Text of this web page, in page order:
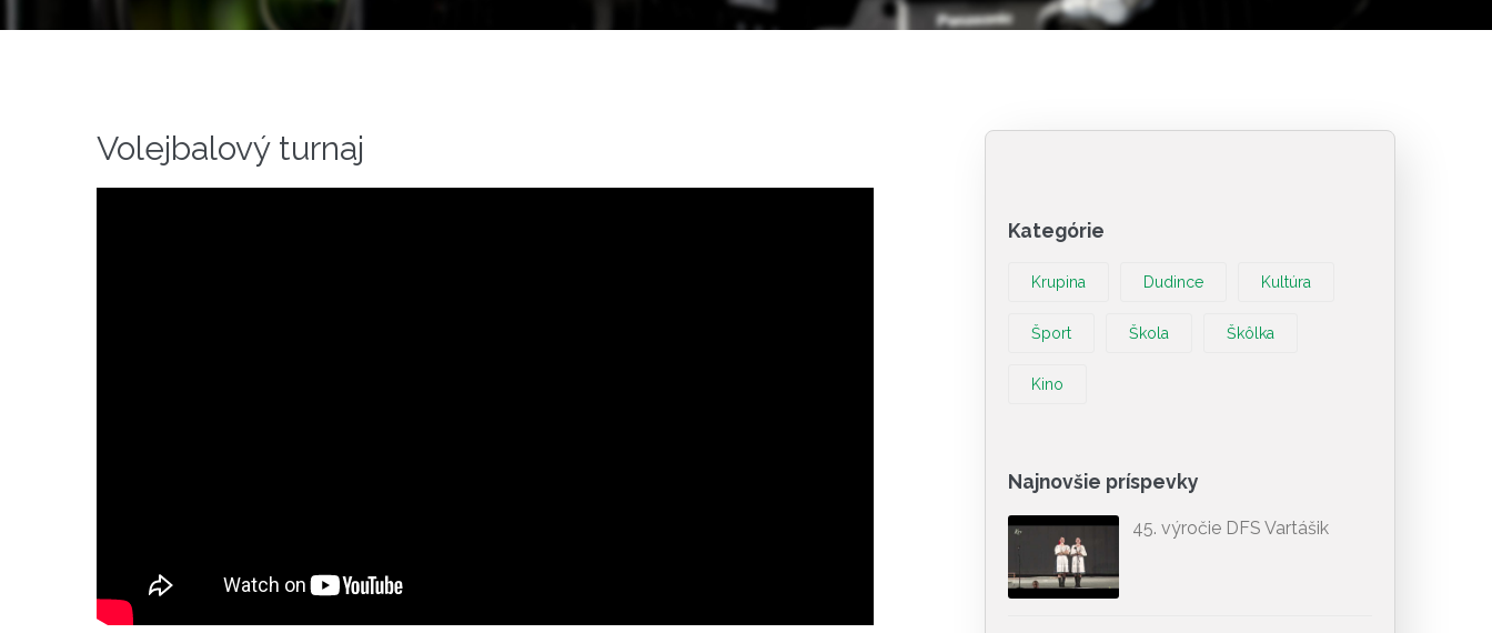
Volejbalový turnaj
Kategórie
Krupina Dudince Kultúra
Šport Škola Škôlka
Kino
Najnovšie príspevky
45. výročie DFS Vartášik